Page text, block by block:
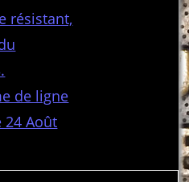
résistant,
de ligne
24 Août